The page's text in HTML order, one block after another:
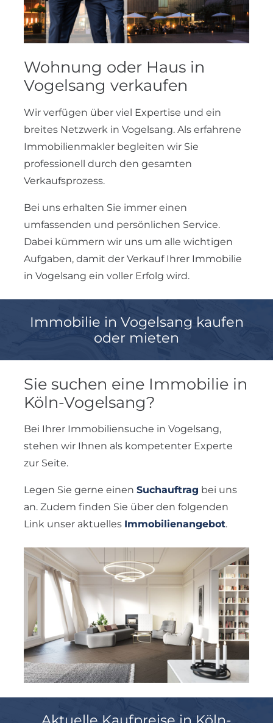
Wohnung oder Haus in
Vogelsang verkaufen
Wir verfügen über viel Expertise und ein
breites Netzwerk in Vogelsang. Als erfahrene
Immobilienmakler begleiten wir Sie
professionell durch den gesamten
Verkaufsprozess.
Bei uns erhalten Sie immer einen
umfassenden und persönlichen Service.
Dabei kümmern wir uns um alle wichtigen
Aufgaben, damit der Verkauf Ihrer Immobilie
in Vogelsang ein voller Erfolg wird.
Immobilie in Vogelsang kaufen
oder mieten
Sie suchen eine Immobilie in
Köln-Vogelsang?
Bei Ihrer Immobiliensuche in Vogelsang,
stehen wir Ihnen als kompetenter Experte
zur Seite.
Legen Sie gerne einen Suchauftrag bei uns
an. Zudem finden Sie über den folgenden
Link unser aktuelles Immobilienangebot.